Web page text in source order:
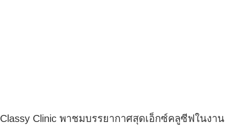
Classy Clinic พาชมบรรยากาศสุดเอ็กซ์คลูซีฟในงาน